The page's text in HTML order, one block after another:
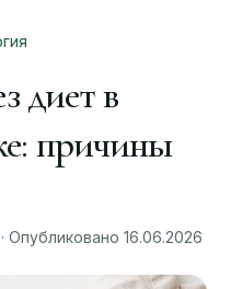
диет в
причины
· Опубликовано 16.06.2026